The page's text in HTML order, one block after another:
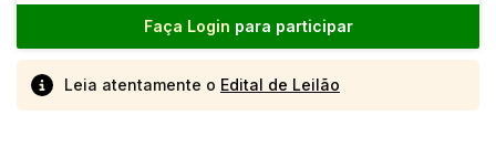
Faça Login para participar
Leia atentamente o Edital de Leilão